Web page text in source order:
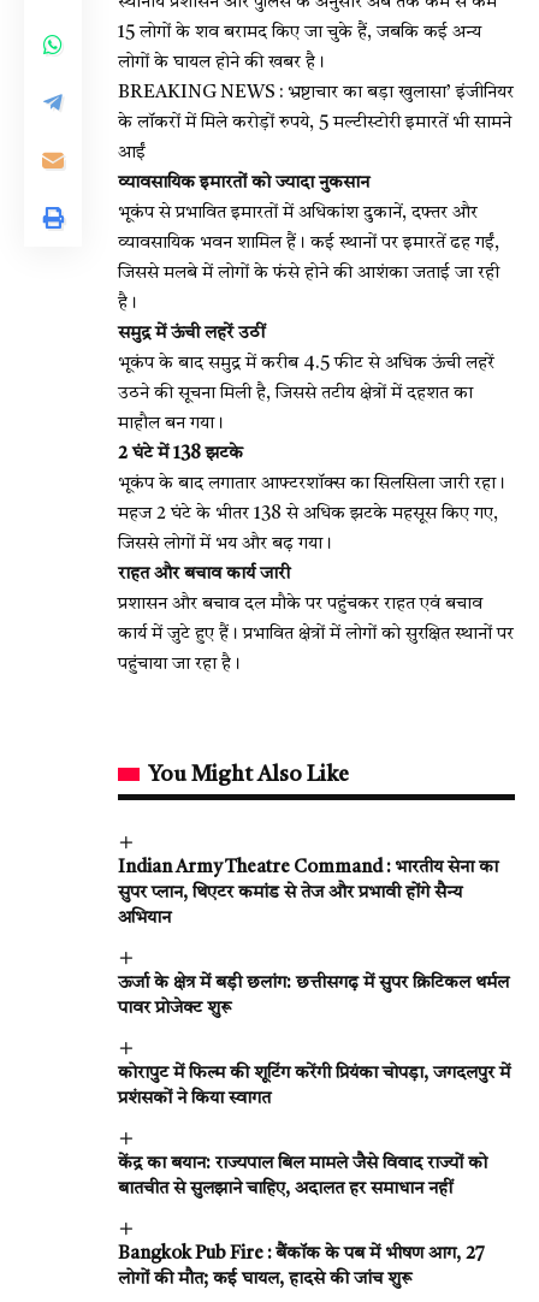
15 लोगों के शव बरामद किए जा चुके हैं, जबकि कई अन्य
लोगों के घायल होने की खबर है।
BREAKING NEWS : भ्रष्टाचार का बड़ा खुलासा’ इंजीनियर
के लॉकरों में मिले करोड़ों रुपये, 5 मल्टीस्टोरी इमारतें भी सामने
आईं
व्यावसायिक इमारतों को ज्यादा नुकसान
भूकंप से प्रभावित इमारतों में अधिकांश दुकानें, दफ्तर और
व्यावसायिक भवन शामिल हैं। कई स्थानों पर इमारतें ढह गईं,
जिससे मलबे में लोगों के फंसे होने की आशंका जताई जा रही
है।
समुद्र में ऊंची लहरें उठीं
भूकंप के बाद समुद्र में करीब 4.5 फीट से अधिक ऊंची लहरें
उठने की सूचना मिली है, जिससे तटीय क्षेत्रों में दहशत का
माहौल बन गया।
2 घंटे में 138 झटके
भूकंप के बाद लगातार आफ्टरशॉक्स का सिलसिला जारी रहा।
महज 2 घंटे के भीतर 138 से अधिक झटके महसूस किए गए,
जिससे लोगों में भय और बढ़ गया।
राहत और बचाव कार्य जारी
प्रशासन और बचाव दल मौके पर पहुंचकर राहत एवं बचाव
कार्य में जुटे हुए हैं। प्रभावित क्षेत्रों में लोगों को सुरक्षित स्थानों पर
पहुंचाया जा रहा है।
You Might Also Like
Indian Army Theatre Command : भारतीय सेना का
सुपर प्लान, थिएटर कमांड से तेज और प्रभावी होंगे सैन्य
अभियान
ऊर्जा के क्षेत्र में बड़ी छलांग: छत्तीसगढ़ में सुपर क्रिटिकल थर्मल
पावर प्रोजेक्ट शुरू
कोरापुट में फिल्म की शूटिंग करेंगी प्रियंका चोपड़ा, जगदलपुर में
प्रशंसकों ने किया स्वागत
केंद्र का बयान: राज्यपाल बिल मामले जैसे विवाद राज्यों को
बातचीत से सुलझाने चाहिए, अदालत हर समाधान नहीं
Bangkok Pub Fire : बैंकॉक के पब में भीषण आग, 27
लोगों की मौत; कई घायल, हादसे की जांच शुरू